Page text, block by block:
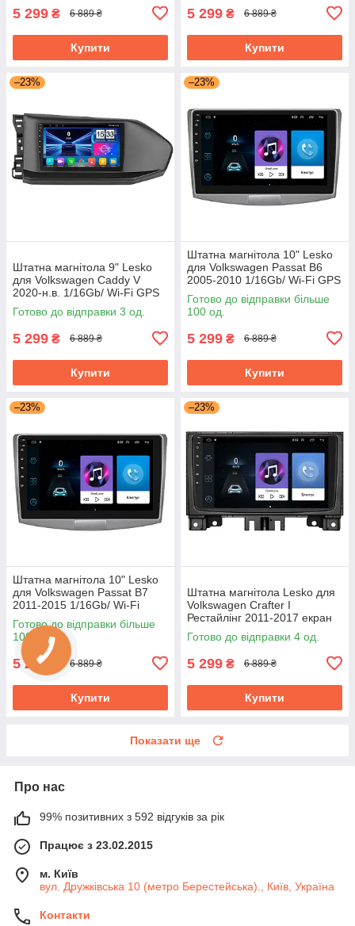
5 299 ₴ 6 889 ₴
Купити
5 299 ₴ 6 889 ₴
Купити
–23%
Штатна магнітола 9" Lesko
для Volkswagen Caddy V
2020-н.в. 1/16Gb/ Wi-Fi GPS
Optima Фольксваген Кадді
Готово до відправки 3 од.
5 299 ₴ 6 889 ₴
Купити
–23%
Штатна магнітола 10" Lesko
для Volkswagen Passat B6
2005-2010 1/16Gb/ Wi-Fi GPS
Optima Вольксваген
Готово до відправки більше
100 од.
5 299 ₴ 6 889 ₴
Купити
–23%
Штатна магнітола 10" Lesko
для Volkswagen Passat B7
2011-2015 1/16Gb/ Wi-Fi
Optima Вольксваген
Готово до відправки більше
100 од.
5 299 6 889 ₴
Купити
–23%
Штатна магнітола Lesko для
Volkswagen Crafter I
Рестайлінг 2011-2017 екран
9" 1/16Gb Wi-Fi GPS Base
Готово до відправки 4 од.
5 299 ₴ 6 889 ₴
Купити
Показати ще
Про нас
99% позитивних з 592 відгуків за рік
Працює з 23.02.2015
м. Київ
вул. Дружківська 10 (метро Берестейська)., Київ, Україна
Контакти